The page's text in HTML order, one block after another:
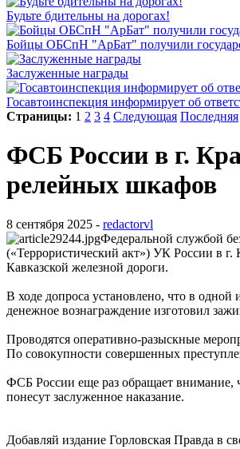
Будьте бдительны на дорогах!
Бойцы ОБСпН "АрБат" получили
Заслуженные награды
Госавтоинспекция информирует об
Страницы: 1 2 3 4 Следующая Последняя
ФСБ России в г.
релейных шкафов
8 сентября 2025 - redactorvl
Федеральной службой
(«Террористический акт») УК России в
Кавказской железной дороги.
В ходе допроса установлено, что в одной
денежное вознаграждение изготовил
Проводятся оперативно-разыскные
По совокупности совершенных
ФСБ России еще раз обращает внимание,
понесут заслуженное наказание.
Добавляй издание Горловская Правда в